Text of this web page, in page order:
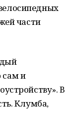
части
сам и
В
Клумба,